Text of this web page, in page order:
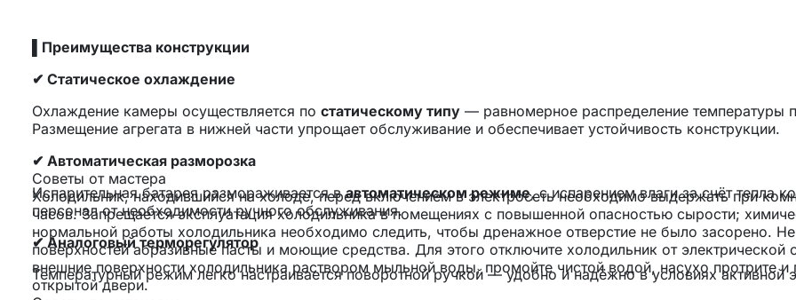
▌Преимущества конструкции
✔ Статическое охлаждение
Охлаждение камеры осуществляется по статическому типу — равномерное распределение температуры
Размещение агрегата в нижней части упрощает обслуживание и обеспечивает устойчивость конструкции.
✔ Автоматическая разморозка
Испарительная батарея размораживается вавтоматическом режиме, с испарением влаги за счёт тепла
персонал от необходимости ручного обслуживания.
✔ Аналоговый терморегулятор
Температурный режим легко настраивается поворотной ручкой — удобно и надёжно в условиях активной
Советы от мастера
Холодильник, находившийся на холоде, перед включением в электросеть необходимо выдержать при
часов. Запрещается эксплуатация холодильника в помещениях с повышенной опасностью сырости;
нормальной работы холодильника необходимо следить, чтобы дренажное отверстие не было засорено.
поверхностей абразивные пасты и моющие средства. Для этого отключите холодильник от электрической
внешние поверхности холодильника раствором мыльной воды, промойте чистой водой, насухо протрите и
открытой двери.